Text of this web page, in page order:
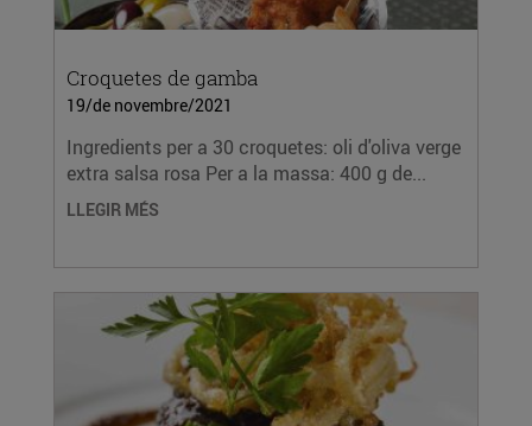
Croquetes de gamba
19/de novembre/2021
Ingredients per a 30 croquetes: oli d'oliva verge
extra salsa rosa Per a la massa: 400 g de...
LLEGIR MÉS